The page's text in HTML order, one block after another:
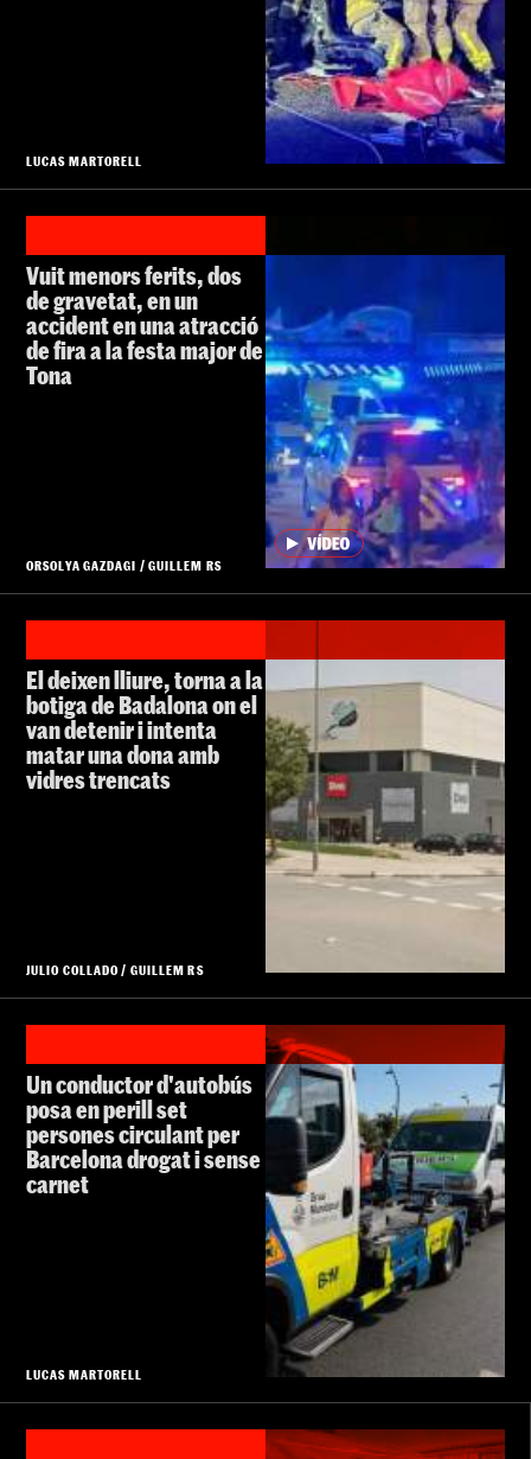
LUCAS MARTORELL
Vuit menors ferits, dos
de gravetat, en un
accident en una atracció
de fira a la festa major de
Tona
ORSOLYA GAZDAGI / GUILLEM RS
El deixen lliure, torna a la
botiga de Badalona on el
van detenir i intenta
matar una dona amb
vidres trencats
JULIO COLLADO/ GUILLEM RS
Un conductor d'autobús
posa en perill set
persones circulant per
Barcelona drogat i sense
carnet
LUCAS MARTORELL